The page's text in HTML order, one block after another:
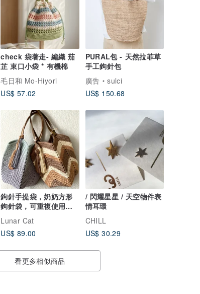
check 袋著走- 編織 茄
芷 束口小袋 * 有機棉
毛日和 Mo-Hiyori
US$ 57.02
PURAL包 - 天然拉菲草
手工鉤針包
廣告
sulci
US$ 150.68
鉤針手提袋，奶奶方形
鉤針袋，可重複使用的
雜貨袋
Lunar Cat
US$ 89.00
/ 閃耀星星 / 天空物件表
情耳環
CHILL
US$ 30.29
看更多相似商品